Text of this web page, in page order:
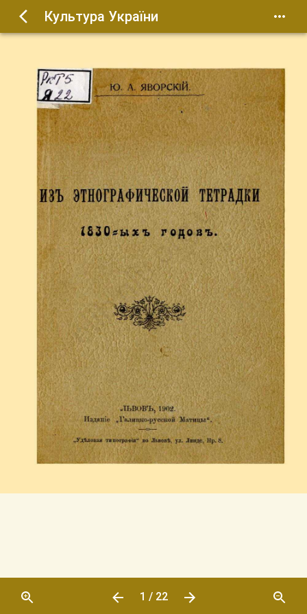
Культура України
1 / 22